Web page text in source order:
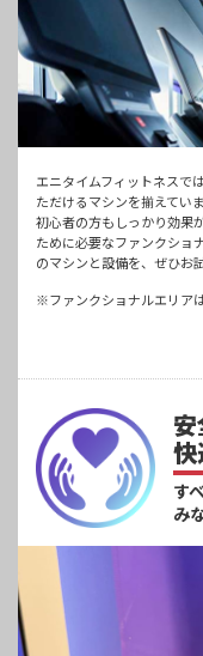
エニタイムフィットネスで
ただけるマシンを揃えてい
初心者の方もしっかり効果
ために必要なファンクショ
のマシンと設備を、ぜひお
※ファンクショナルエリア
安
快
す
み